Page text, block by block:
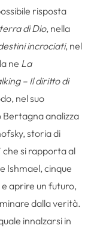
risposta
di Dio, nella
incrociati, nel
ne La
– Il diritto di
nel suo
analizza
storia di
si rapporta al
Ishmael, cinque
aprire un futuro,
dalla verità.
innalzarsi in